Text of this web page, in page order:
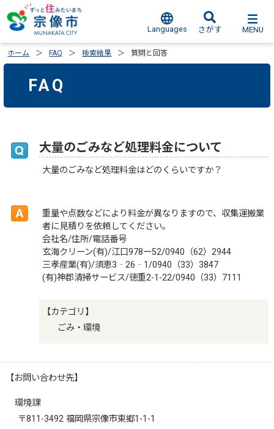
Languages さがす MENU
ホーム FAQ 検索結果 質問と回答
FAQ
大量のごみなど処理料金について
大量のごみなど処理料金はどのくらいですか？
重量や点数などにより料金が異なりますので、収集運搬業
者に見積りを依頼してください。
会社名/住所/電話番号
玄海クリーン(有)/江口978ー52/0940（62）2944
三孝産業(有)/須恵3‐26‐1/0940（33）3847
(有)神郡清掃サービス/徳重2-1-22/0940（33）7111
【カテゴリ】
ごみ・環境
【お問い合わせ先】
環境課
〒811-3492 福岡県宗像市東郷1-1-1